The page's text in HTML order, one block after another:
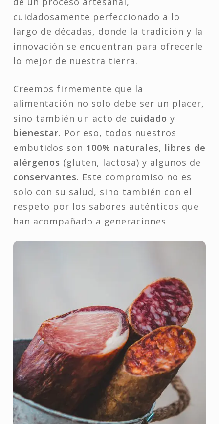
cuidadosamente perfeccionado a lo
largo de décadas, donde la tradición y la
innovación se encuentran para ofrecerle
lo mejor de nuestra tierra.
Creemos firmemente que la
alimentación no solo debe ser un placer,
sino también un acto de cuidado y
bienestar. Por eso, todos nuestros
embutidos son 100% naturales, libres de
alérgenos (gluten, lactosa) y algunos de
conservantes. Este compromiso no es
solo con su salud, sino también con el
respeto por los sabores auténticos que
han acompañado a generaciones.